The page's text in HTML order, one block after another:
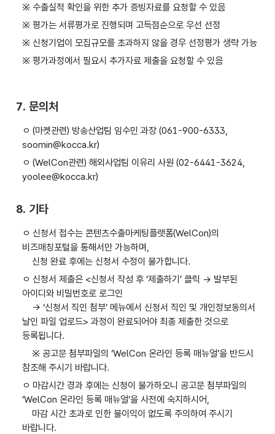
※ 수출실적 확인을 위한 추가 증빙자료를 요청할 수 있음
※ 평가는 서류평가로 진행되며 고득점순으로 우선 선정
※ 신청기업이 모집규모를 초과하지 않을 경우 선정평가 생략 가능
※ 평가과정에서 필요시 추가자료 제출을 요청할 수 있음
7. 문의처
ㅇ (마켓관련) 방송산업팀 임수민 과장 (061-900-6333,
soomin@kocca.kr)
ㅇ (WelCon관련) 해외사업팀 이유리 사원 (02-6441-3624,
yoolee@kocca.kr)
8. 기타
ㅇ 신청서 접수는 콘텐츠수출마케팅플랫폼(WelCon)의
비즈매칭포털을 통해서만 가능하며,
신청 완료 후에는 신청서 수정이 불가합니다.
ㅇ 신청서 제출은 <신청서 작성 후 ‘제출하기’ 클릭 → 발부된
아이디와 비밀번호로 로그인
→ ‘신청서 직인 첨부’ 메뉴에서 신청서 직인 및 개인정보동의서
날인 파일 업로드> 과정이 완료되어야 최종 제출한 것으로
등록됩니다.
※ 공고문 첨부파일의 ‘WelCon 온라인 등록 매뉴얼’을 반드시
참조해 주시기 바랍니다.
ㅇ 마감시간 경과 후에는 신청이 불가하오니 공고문 첨부파일의
‘WelCon 온라인 등록 매뉴얼’을 사전에 숙지하시어,
마감 시간 초과로 인한 불이익이 없도록 주의하여 주시기
바랍니다.